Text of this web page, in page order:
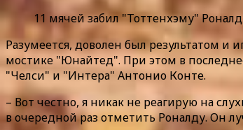
11 мячей забил "Тоттенхэму"
Разумеется, доволен был результатом
мостике "Юнайтед". При этом в
"Челси" и "Интера" Антонио Конте.
– Вот честно, я никак не реагирую на
в очередной раз отметить Роналду. Он